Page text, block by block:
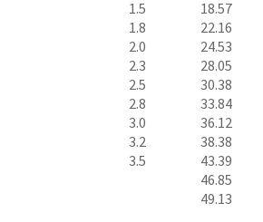
1.5
1.8
2.0
2.3
2.5
2.8
3.0
3.2
3.5
18.57
22.16
24.53
28.05
30.38
33.84
36.12
38.38
43.39
46.85
49.13